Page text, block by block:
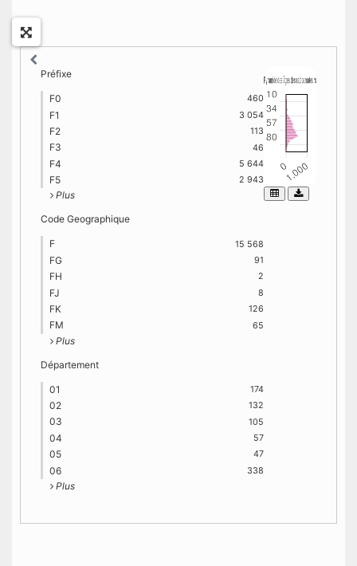
Préfixe
460
F0
3 054
F1
113
F2
46
F3
5 644
F4
2 943
F5
Plus
Code Geographique
15 568
F
91
FG
2
FH
8
FJ
126
FK
65
FM
Plus
Département
174
01
132
02
105
03
57
04
47
05
338
06
Plus